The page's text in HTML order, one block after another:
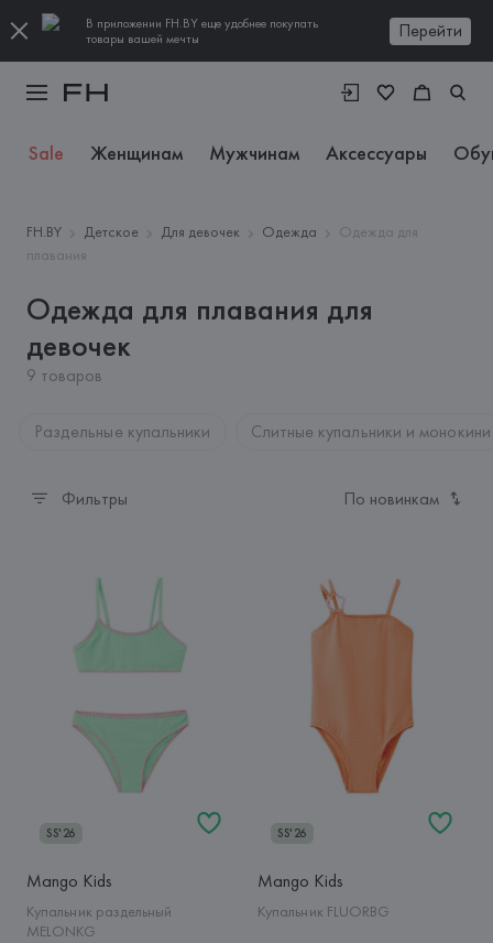
В приложении FH.BY еще удобнее покупать
товары вашей мечты
Перейти
Sale Женщинам Мужчинам Аксессуары
FH.BY Детское Для девочек Одежда
Одежда для
плавания
Одежда для плавания для
девочек
9 товаров
Раздельные купальники Слитные купальники и монокини
Фильтры По новинкам
SS'26
Mango Kids
Купальник раздельный
MELONKG
SS'26
Mango Kids
Купальник FLUORBG